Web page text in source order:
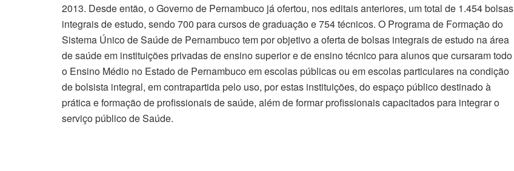
2013. Desde então, o Governo de Pernambuco já ofertou, nos editais anteriores, um total de 1.454 bolsas
integrais de estudo, sendo 700 para cursos de graduação e 754 técnicos. O Programa de Formação do
Sistema Único de Saúde de Pernambuco tem por objetivo a oferta de bolsas integrais de estudo na área
de saúde em instituições privadas de ensino superior e de ensino técnico para alunos que cursaram todo
o Ensino Médio no Estado de Pernambuco em escolas públicas ou em escolas particulares na condição
de bolsista integral, em contrapartida pelo uso, por estas instituições, do espaço público destinado à
prática e formação de profissionais de saúde, além de formar profissionais capacitados para integrar o
serviço público de Saúde.